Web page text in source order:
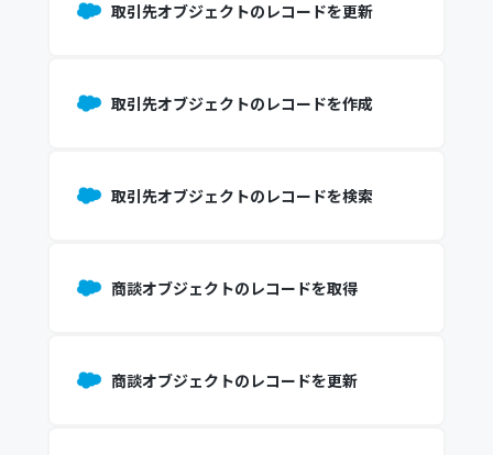
取引先オブジェクトのレコードを更新
取引先オブジェクトのレコードを作成
取引先オブジェクトのレコードを検索
商談オブジェクトのレコードを取得
商談オブジェクトのレコードを更新